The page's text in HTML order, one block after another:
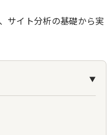
サイト分析の基礎から実
▼